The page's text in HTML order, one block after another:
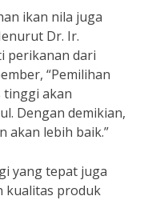
ikan nila juga
Dr. Ir.
perikanan dari
“Pemilihan
tinggi akan
Dengan demikian,
akan lebih baik.”
yang tepat juga
kualitas produk